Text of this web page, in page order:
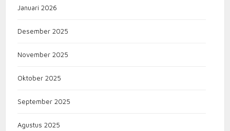
Januari 2026
Desember 2025
November 2025
Oktober 2025
September 2025
Agustus 2025